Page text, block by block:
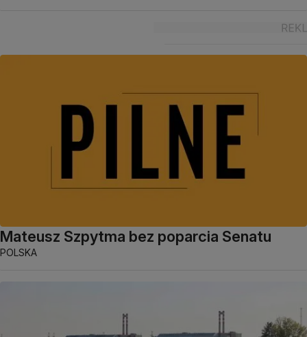
Mateusz Szpytma bez poparcia Senatu
POLSKA